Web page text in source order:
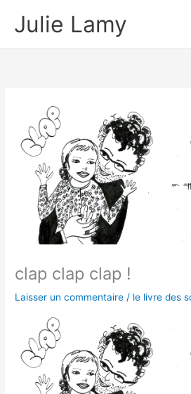
Julie Lamy
clap clap clap !
Laisser un commentaire / le livre des